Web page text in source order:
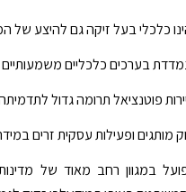
כלכלי בעל זיקה גם להיצע של
בערכים כלכליים
פוטנציאל תרומה גדול
מותגים ופעילות עסקית זרים
במגוון רחב מאוד של מדינות